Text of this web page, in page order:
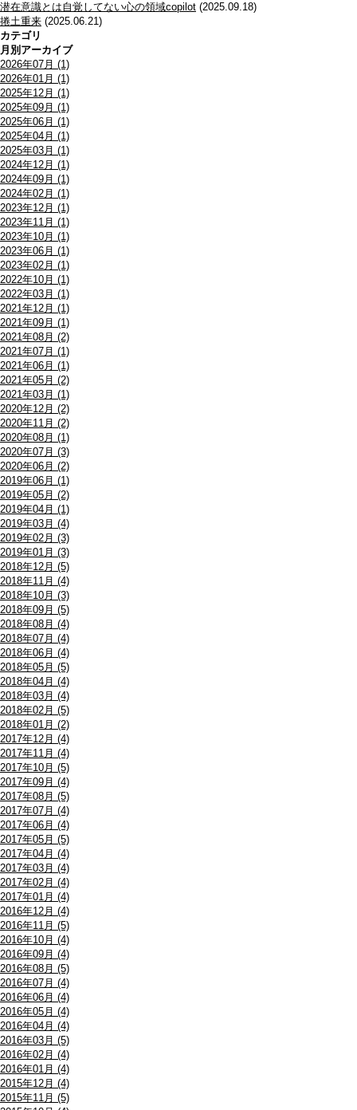
潜在意識とは自覚してない心の領域copilot (2025.09.18)
捲土重来 (2025.06.21)
カテゴリ
月別アーカイブ
2026年07月 (1)
2026年01月 (1)
2025年12月 (1)
2025年09月 (1)
2025年06月 (1)
2025年04月 (1)
2025年03月 (1)
2024年12月 (1)
2024年09月 (1)
2024年02月 (1)
2023年12月 (1)
2023年11月 (1)
2023年10月 (1)
2023年06月 (1)
2023年02月 (1)
2022年10月 (1)
2022年03月 (1)
2021年12月 (1)
2021年09月 (1)
2021年08月 (2)
2021年07月 (1)
2021年06月 (1)
2021年05月 (2)
2021年03月 (1)
2020年12月 (2)
2020年11月 (2)
2020年08月 (1)
2020年07月 (3)
2020年06月 (2)
2019年06月 (1)
2019年05月 (2)
2019年04月 (1)
2019年03月 (4)
2019年02月 (3)
2019年01月 (3)
2018年12月 (5)
2018年11月 (4)
2018年10月 (3)
2018年09月 (5)
2018年08月 (4)
2018年07月 (4)
2018年06月 (4)
2018年05月 (5)
2018年04月 (4)
2018年03月 (4)
2018年02月 (5)
2018年01月 (2)
2017年12月 (4)
2017年11月 (4)
2017年10月 (5)
2017年09月 (4)
2017年08月 (5)
2017年07月 (4)
2017年06月 (4)
2017年05月 (5)
2017年04月 (4)
2017年03月 (4)
2017年02月 (4)
2017年01月 (4)
2016年12月 (4)
2016年11月 (5)
2016年10月 (4)
2016年09月 (4)
2016年08月 (5)
2016年07月 (4)
2016年06月 (4)
2016年05月 (4)
2016年04月 (4)
2016年03月 (5)
2016年02月 (4)
2016年01月 (4)
2015年12月 (4)
2015年11月 (5)